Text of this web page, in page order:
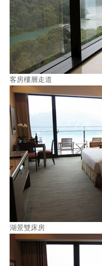
客房樓層走道
湖景雙床房